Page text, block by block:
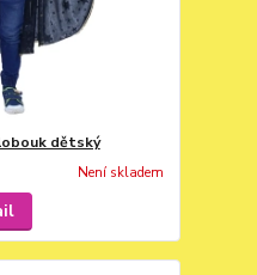
dětský
Není skladem